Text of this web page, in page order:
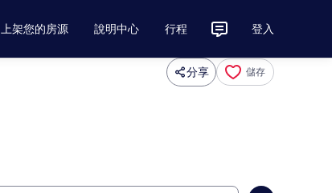
上架您的房源 說明中心 行程 登入
分享 儲存